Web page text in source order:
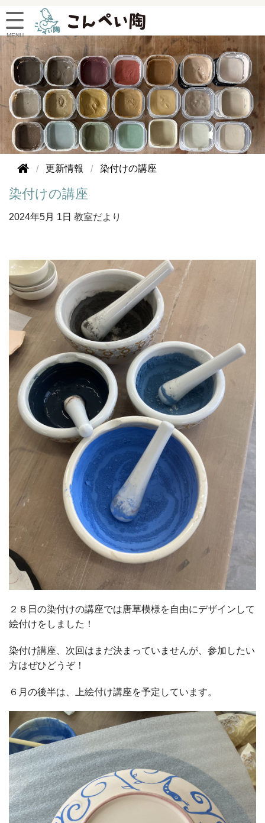
更新情報 染付けの講座
染付けの講座
2024年5月 1日 教室だより
２８日の染付けの講座では唐草模様を自由にデザインして
絵付けをしました！
染付け講座、次回はまだ決まっていませんが、参加したい
方はぜひどうぞ！
６月の後半は、上絵付け講座を予定しています。